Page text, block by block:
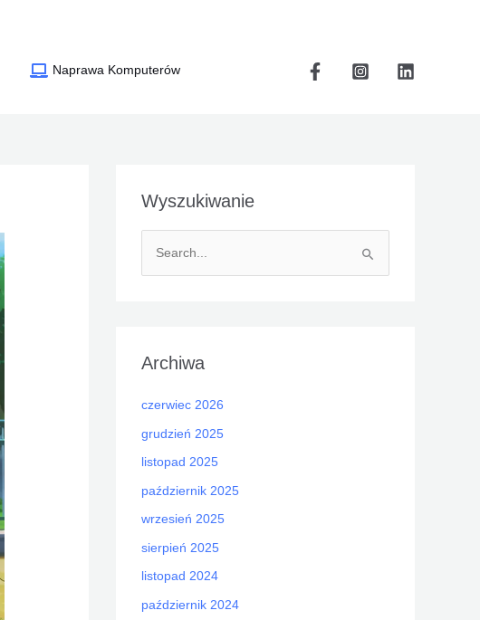
Naprawa Komputerów
Wyszukiwanie
a
d
l
a
Archiwa
czerwiec 2026
grudzień 2025
listopad 2025
październik 2025
wrzesień 2025
sierpień 2025
listopad 2024
październik 2024